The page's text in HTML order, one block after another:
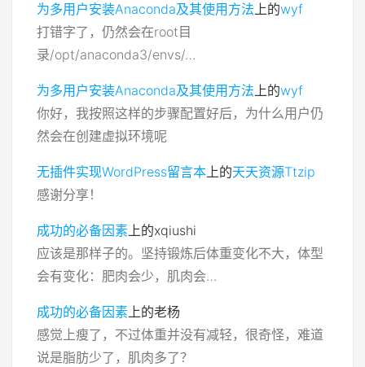
为多用户安装Anaconda及其使用方法上的wyf
打错字了，仍然会在root目
录/opt/anaconda3/envs/…
为多用户安装Anaconda及其使用方法上的wyf
你好，我按照这样的步骤配置好后，为什么用户仍
然会在创建虚拟环境呢
无插件实现WordPress留言本上的天天资源Ttzip
感谢分享！
成功的必备因素上的xqiushi
应该是那样子的。坚持锻炼后体重变化不大，体型
会有变化：肥肉会少，肌肉会…
成功的必备因素上的老杨
感觉上瘦了，不过体重并没有减轻，很奇怪，难道
说是脂肪少了，肌肉多了？